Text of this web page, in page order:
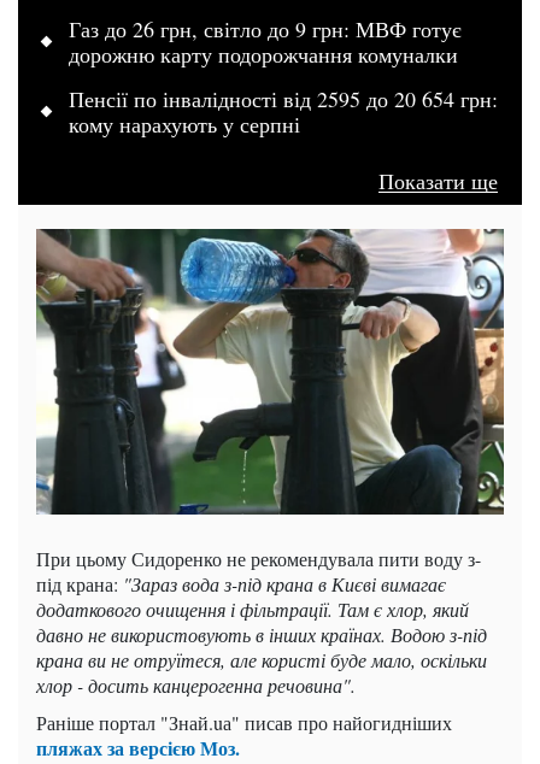
Газ до 26 грн, світло до 9 грн: МВФ готує
дорожню карту подорожчання комуналки
Пенсії по інвалідності від 2595 до 20 654 грн:
кому нарахують у серпні
Показати ще
При цьому Сидоренко не рекомендувала пити воду з-
під крана: "Зараз вода з-під крана в Києві вимагає
додаткового очищення і фільтрації. Там є хлор, який
давно не використовують в інших країнах. Водою з-під
крана ви не отруїтеся, але користі буде мало, оскільки
хлор - досить канцерогенна речовина".
Раніше портал "Знай.uа" писав про найогидніших
пляжах за версією Моз.